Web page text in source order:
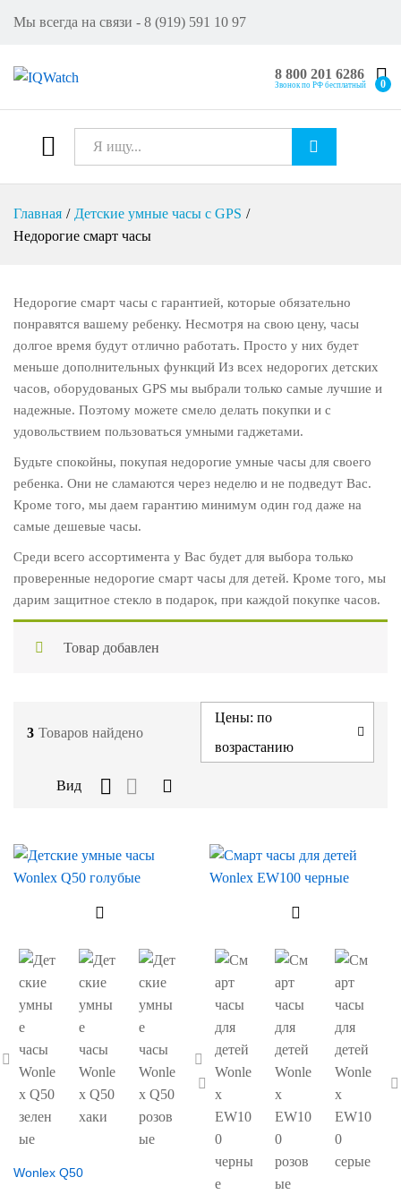
Мы всегда на связи - 8 (919) 591 10 97
8 800 201 6286
Звонок по РФ бесплатный 0
Все
Искат
Главная / Детские умные часы с GPS /
Недорогие смарт часы
Недорогие смарт часы с гарантией, которые обязательно
понравятся вашему ребенку. Несмотря на свою цену, часы
долгое время будут отлично работать. Просто у них будет
меньше дополнительных функций Из всех недорогих детских
часов, оборудованых GPS мы выбрали только самые лучшие и
надежные. Поэтому можете смело делать покупки и с
удовольствием пользоваться умными гаджетами.
Будьте спокойны, покупая недорогие умные часы для своего
ребенка. Они не сламаются через неделю и не подведут Вас.
Кроме того, мы даем гарантию минимум один год даже на
самые дешевые часы.
Среди всего ассортимента у Вас будет для выбора только
проверенные недорогие смарт часы для детей. Кроме того, мы
дарим защитное стекло в подарок, при каждой покупке часов.
Товар добавлен
3 Товаров найдено
Вид
Цены: по
возрастанию
Wonlex Q50